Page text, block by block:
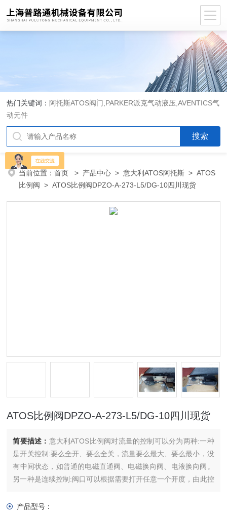
热门关键词： 阿托斯ATOS阀门,PARKER派克气动液压,AVENTICS气
动元件
当前位置：首页 > 产品中心 >意大利ATOS阿托斯 >ATOS
比例阀 > ATOS比例阀DPZO-A-273-L5/DG-10四川现货
ATOS比例阀DPZO-A-273-L5/DG-10四川现货
简要描述： 意大利ATOS比例阀对流量的控制可以分为两种:一种
是开关控制:要么全开、要么全关，流量要么最大、要么最小，没
有中间状态，如普通的电磁直通阀、电磁换向阀、电液换向阀。
另一种是连续控制:阀口可以根据需要打开任意一个开度，由此控
的，如比例阀、伺服阀。
产品型号：